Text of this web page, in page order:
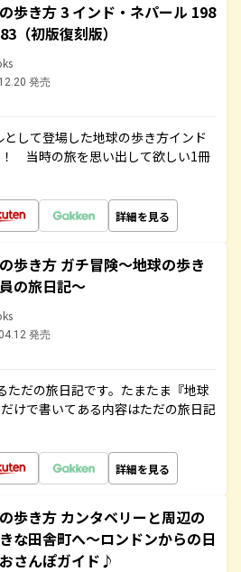
歩き方 3 インド・ネパール 198
（初版復刻版）
発売
して登場した地球の歩き方インド
当時の旅を思い出して欲しい1冊
詳細を見る
歩き方 ガチ冒険～地球の歩き
の旅日記～
発売
ただの旅日記です。たまたま『地球
けで書いてある内容はただの旅日記
詳細を見る
歩き方 カンタベリーと周辺の
な田舎町へ～ロンドンからの日
さんぽガイド♪